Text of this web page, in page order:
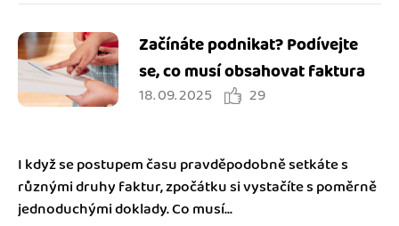
Začínáte podnikat? Podívejte
se, co musí obsahovat faktura
18. 09. 2025 29
I když se postupem času pravděpodobně setkáte s
různými druhy faktur, zpočátku si vystačíte s poměrně
jednoduchými doklady. Co musí...